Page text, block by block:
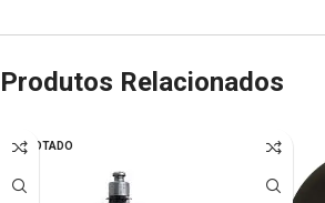
Produtos Relacionados
ESGOTADO